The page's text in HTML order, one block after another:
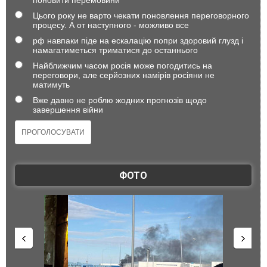
Цього року не варто чекати поновлення переговорного
процесу. А от наступного - можливо все
рф навпаки піде на ескалацію попри здоровий глузд і
намагатиметься триматися до останнього
Найближчим часом росія може погодитись на
переговори, але серйозних намірів росіяни не
матимуть
Вже давно не роблю жодних прогнозів щодо
завершення війни
ФОТО